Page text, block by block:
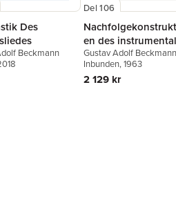
Des
Beckmann
Del 106
en des
Ablativs im
und im
Gustav Adolf Beckmann
Inbunden, 1963
2 129 kr